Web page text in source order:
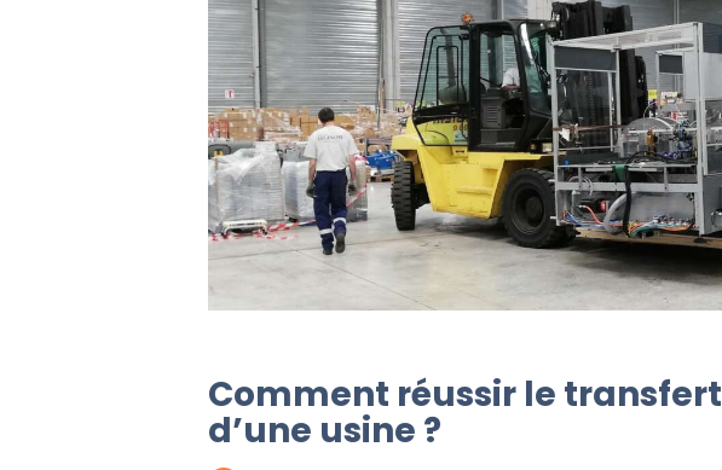
Comment réussir le transfert
d’une usine ?